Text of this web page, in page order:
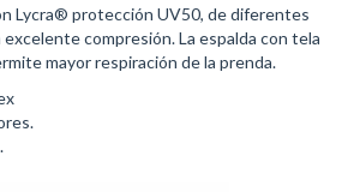
Lycra® protección UV50, de diferentes
compresión. La espalda con tela
mayor respiración de la prenda.